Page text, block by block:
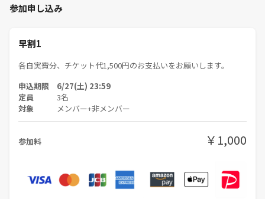
【参加費】
・前日7月17日（金）20時の応募締切の時点で、主催者含めて参加者が4
名に満たない場合は中止とさせて頂きます。
【補足・注意事項】
・当コミュニティのイベントの参加者同士でのトラブルにつきまして
は、当コミュニティでは一切負いかねますので、予めご了承ください。
ベント毎に設定するため、参加する際にご確認頂く様、お願いします。
なお、参加チケットに設定している参加費はコミュニティ運営費用とさ
参加申し込み
早割1
各自実費分、チケット代1,500円のお支払いをお願いします。
申込期限 6/27(土) 23:59
定員 3名
対象 メンバー+非メンバー
参加料 ￥1,000